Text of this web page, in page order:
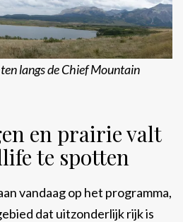
langs de Chief Mountain
en prairie valt
te spotten
vandaag op het programma,
dat uitzonderlijk rijk is